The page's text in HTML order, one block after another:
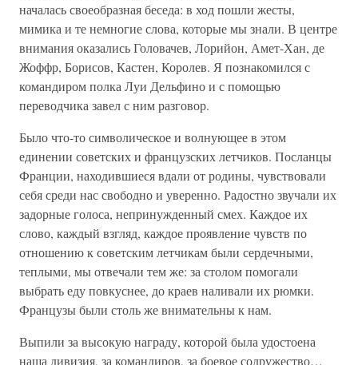
началась своеобразная беседа: в ход пошли жесты,
мимика и те немногие слова, которые мы знали. В центре
внимания оказались Головачев, Лорийон, Амет-Хан, де
Жоффр, Борисов, Кастен, Королев. Я познакомился с
командиром полка Луи Дельфино и с помощью
переводчика завел с ним разговор.
Было что-то символическое и волнующее в этом
единении советских и французских летчиков. Посланцы
Франции, находившиеся вдали от родины, чувствовали
себя среди нас свободно и уверенно. Радостно звучали их
задорные голоса, непринужденный смех. Каждое их
слово, каждый взгляд, каждое проявление чувств по
отношению к советским летчикам были сердечными,
теплыми, мы отвечали тем же: за столом помогали
выбрать еду повкуснее, до краев наливали их рюмки.
Французы были столь же внимательны к нам.
Выпили за высокую награду, которой была удостоена
наша дивизия, за командиров, за боевое содружество…